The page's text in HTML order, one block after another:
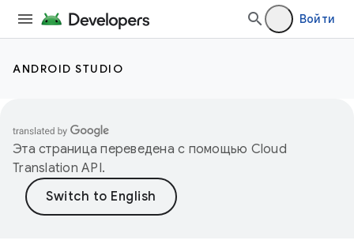
Войти
ANDROID STUDIO
Эта страница переведена с помощью Cloud
Translation API.